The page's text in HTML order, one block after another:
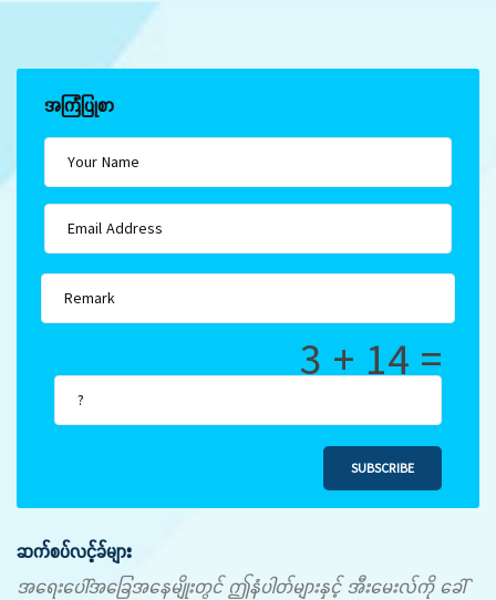
အကြံပြုစာ
3 + 14 =
SUBSCRIBE
ဆက်စပ်လင့်ခ်များ
အရေးပေါ်အခြေအနေမျိုးတွင် ဤနံပါတ်များနှင့် အီးမေးလ်ကို ခေါ်